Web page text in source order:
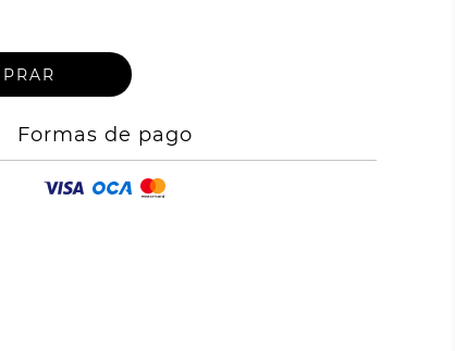
Formas de pago